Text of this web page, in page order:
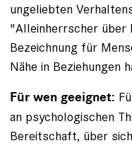
ungeliebten
"Alleinherrscher über
Bezeichnung für
Nähe in Beziehungen
Für wen geeignet:
an psychologischen
Bereitschaft, über